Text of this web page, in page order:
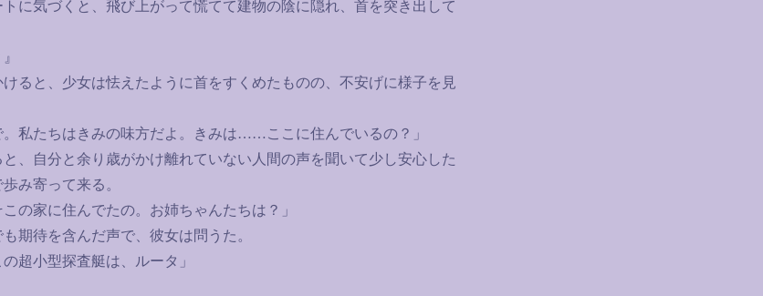
に気づくと、飛び上がって慌てて建物の陰に隠れ、首を突き出して
ると、少女は怯えたように首をすくめたものの、不安げに様子を見
。私たちはきみの味方だよ。きみは…… ここに住んでいるの？」
、自分と余り歳がかけ離れていない人間の声を聞いて少し安心した
み寄って来る。
この家に住んでたの。お姉ちゃんたちは？」
期待を含んだ声で、彼女は問うた。
超小型探査艇は、ルータ」